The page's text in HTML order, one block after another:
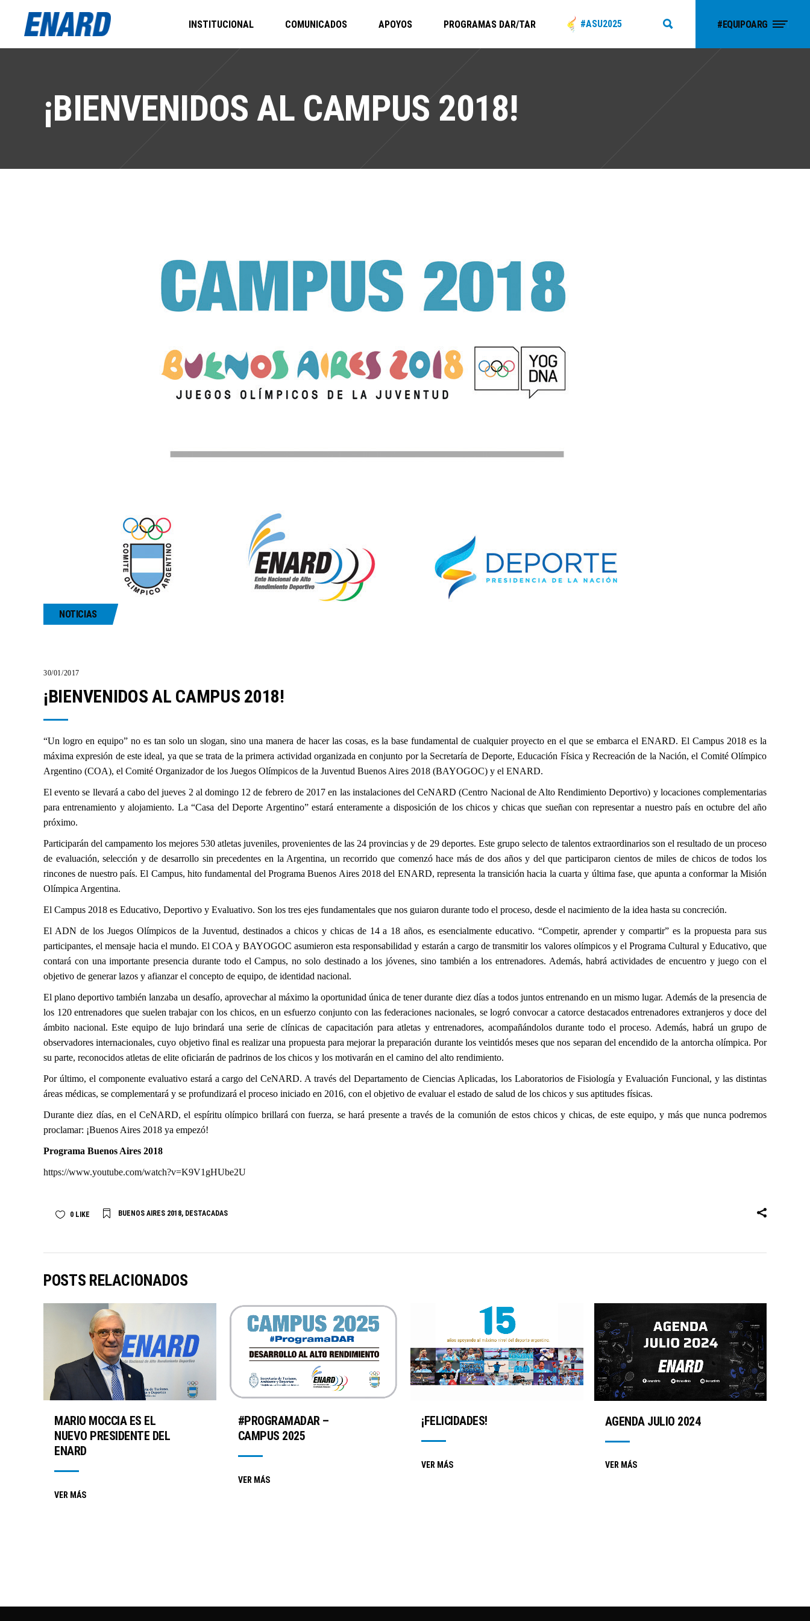
INSTITUCIONAL COMUNICADOS APOYOS PROGRAMAS DAR/TAR #ASU2025 #EQUIPOARG
¡BIENVENIDOS AL CAMPUS 2018!
NOTICIAS
30/01/2017
¡BIENVENIDOS AL CAMPUS 2018!
“Un logro en equipo” no es tan solo un slogan, sino una manera de hacer las cosas, es la base fundamental de cualquier proyecto en el que se embarca el ENARD. El Campus 2018 es la
máxima expresión de este ideal, ya que se trata de la primera actividad organizada en conjunto por la Secretaría de Deporte, Educación Física y Recreación de la Nación, el Comité Olímpico
Argentino (COA), el Comité Organizador de los Juegos Olímpicos de la Juventud Buenos Aires 2018 (BAYOGOC) y el ENARD.
El evento se llevará a cabo del jueves 2 al domingo 12 de febrero de 2017 en las instalaciones del CeNARD (Centro Nacional de Alto Rendimiento Deportivo) y locaciones complementarias
para entrenamiento y alojamiento. La “Casa del Deporte Argentino” estará enteramente a disposición de los chicos y chicas que sueñan con representar a nuestro país en octubre del año
próximo.
Participarán del campamento los mejores 530 atletas juveniles, provenientes de las 24 provincias y de 29 deportes. Este grupo selecto de talentos extraordinarios son el resultado de un proceso
de evaluación, selección y de desarrollo sin precedentes en la Argentina, un recorrido que comenzó hace más de dos años y del que participaron cientos de miles de chicos de todos los
rincones de nuestro país. El Campus, hito fundamental del Programa Buenos Aires 2018 del ENARD, representa la transición hacia la cuarta y última fase, que apunta a conformar la Misión
Olímpica Argentina.
El Campus 2018 es Educativo, Deportivo y Evaluativo. Son los tres ejes fundamentales que nos guiaron durante todo el proceso, desde el nacimiento de la idea hasta su concreción.
El ADN de los Juegos Olímpicos de la Juventud, destinados a chicos y chicas de 14 a 18 años, es esencialmente educativo. “Competir, aprender y compartir” es la propuesta para sus
participantes, el mensaje hacia el mundo. El COA y BAYOGOC asumieron esta responsabilidad y estarán a cargo de transmitir los valores olímpicos y el Programa Cultural y Educativo, que
contará con una importante presencia durante todo el Campus, no solo destinado a los jóvenes, sino también a los entrenadores. Además, habrá actividades de encuentro y juego con el
objetivo de generar lazos y afianzar el concepto de equipo, de identidad nacional.
El plano deportivo también lanzaba un desafío, aprovechar al máximo la oportunidad única de tener durante diez días a todos juntos entrenando en un mismo lugar. Además de la presencia de
los 120 entrenadores que suelen trabajar con los chicos, en un esfuerzo conjunto con las federaciones nacionales, se logró convocar a catorce destacados entrenadores extranjeros y doce del
ámbito nacional. Este equipo de lujo brindará una serie de clínicas de capacitación para atletas y entrenadores, acompañándolos durante todo el proceso. Además, habrá un grupo de
observadores internacionales, cuyo objetivo final es realizar una propuesta para mejorar la preparación durante los veintidós meses que nos separan del encendido de la antorcha olímpica. Por
su parte, reconocidos atletas de elite oficiarán de padrinos de los chicos y los motivarán en el camino del alto rendimiento.
Por último, el componente evaluativo estará a cargo del CeNARD. A través del Departamento de Ciencias Aplicadas, los Laboratorios de Fisiología y Evaluación Funcional, y las distintas
áreas médicas, se complementará y se profundizará el proceso iniciado en 2016, con el objetivo de evaluar el estado de salud de los chicos y sus aptitudes físicas.
Durante diez días, en el CeNARD, el espíritu olímpico brillará con fuerza, se hará presente a través de la comunión de estos chicos y chicas, de este equipo, y más que nunca podremos
proclamar: ¡Buenos Aires 2018 ya empezó!
Programa Buenos Aires 2018
https://www.youtube.com/watch?v=K9V1gHUbe2U
0 LIKE BUENOS AIRES 2018, DESTACADAS
POSTS RELACIONADOS
MARIO MOCCIA ES EL
NUEVO PRESIDENTE DEL
ENARD
VER MÁS
#PROGRAMADAR –
CAMPUS 2025
VER MÁS
¡FELICIDADES!
VER MÁS
AGENDA JULIO 2024
VER MÁS